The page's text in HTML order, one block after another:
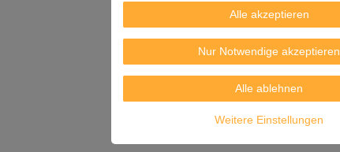
Alle akzeptieren
Nur Notwendige akzeptieren
Alle ablehnen
Weitere Einstellungen